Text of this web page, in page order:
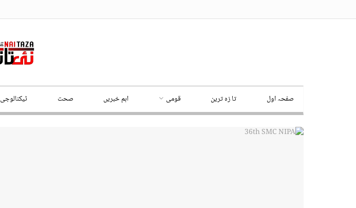
صفحہ اول تا زہ ترین قومی اہم خبریں صحت ٹیکنالوجی